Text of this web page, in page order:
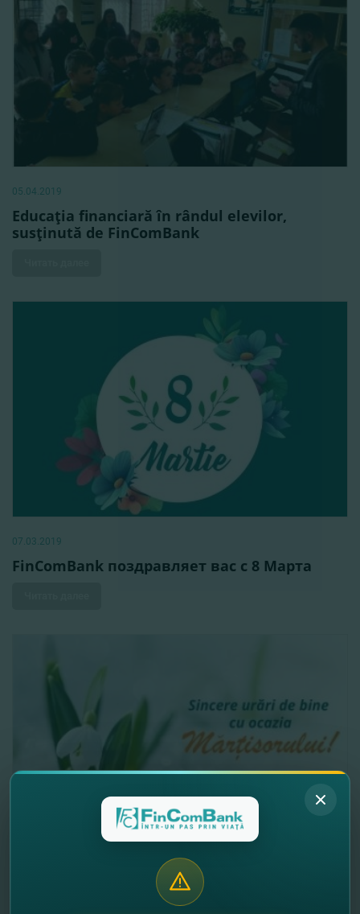
05.04.2019
Educaţia financiară în rândul elevilor,
susţinută de FinComBank
07.03.2019
FinComBank поздравляет вас с 8 Марта
FinComBank S.A. поздравляет Вас с